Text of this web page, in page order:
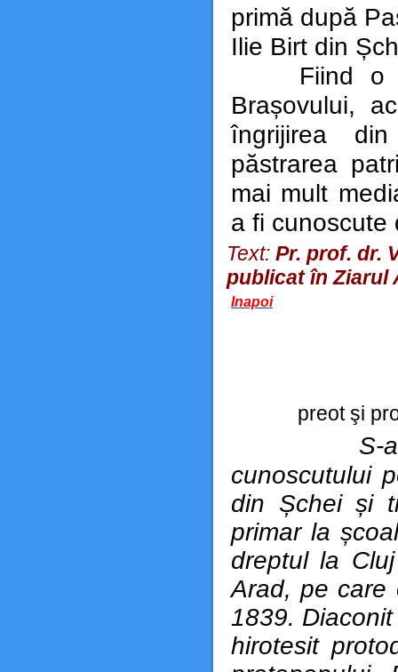
primă după
Ilie Birt din
Fiind o
Brașovului,
îngrijirea
păstrarea
mai mult
a fi cunoscute
Text: Pr. prof. dr.
publicat înZiarul
Inapoi
preot şi
S-
cunoscutului
din Șchei și
primar la
dreptul la
Arad, pe care
1839.
hirotesit